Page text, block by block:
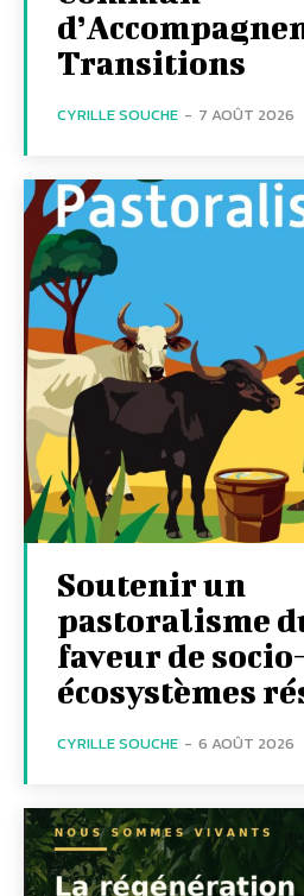
Transitions
CYRILLE SOUCHE - 7 AOÛT 2026
Soutenir un
pastoralisme
faveur de socio-
écosystèmes
CYRILLE SOUCHE - 6 AOÛT 2026